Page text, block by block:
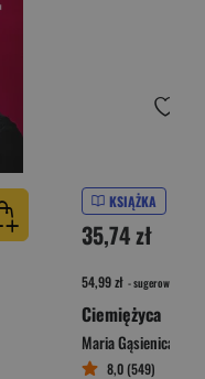
KSIĄŻKA
35,74 zł
54,99 zł - sugerowana
Ciemiężyca
Maria Gąsienica-
8,0 (549)